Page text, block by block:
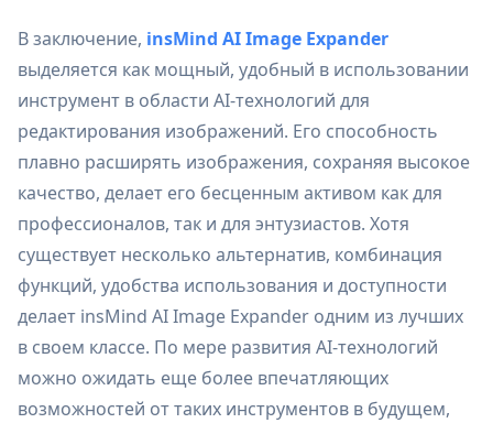
В заключение, insMind AI Image Expander
выделяется как мощный, удобный в использовании
инструмент в области AI-технологий для
редактирования изображений. Его способность
плавно расширять изображения, сохраняя высокое
качество, делает его бесценным активом как для
профессионалов, так и для энтузиастов. Хотя
существует несколько альтернатив, комбинация
функций, удобства использования и доступности
делает insMind AI Image Expander одним из лучших
в своем классе. По мере развития AI-технологий
можно ожидать еще более впечатляющих
возможностей от таких инструментов в будущем,